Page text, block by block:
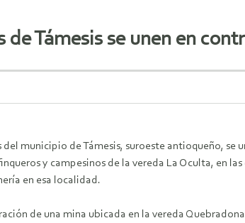
Támesis se unen en
municipio de Támesis, suroeste antioqueño, se
y campesinos de la vereda La Oculta, en
en esa localidad.
de una mina ubicada en la vereda